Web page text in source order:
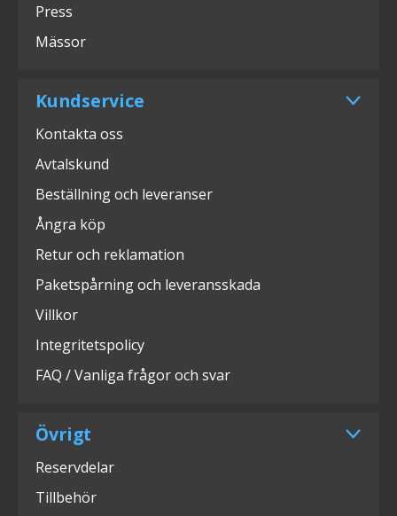
Press
Mässor
Kundservice
Kontakta oss
Avtalskund
Beställning och leveranser
Ångra köp
Retur och reklamation
Paketspårning och leveransskada
Villkor
Integritetspolicy
FAQ / Vanliga frågor och svar
Övrigt
Reservdelar
Tillbehör